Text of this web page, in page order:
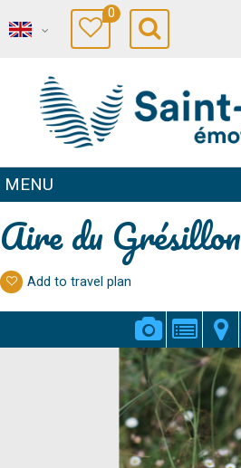
0
MENU
Aire du Grésillon
Add to travel plan